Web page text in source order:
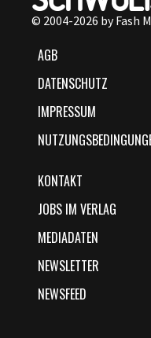
© 2004-2026 by Fash
AGB
DATENSCHUTZ
IMPRESSUM
KONTAKT
JOBS IM VERLAG
MEDIADATEN
NEWSLETTER
NEWSFEED